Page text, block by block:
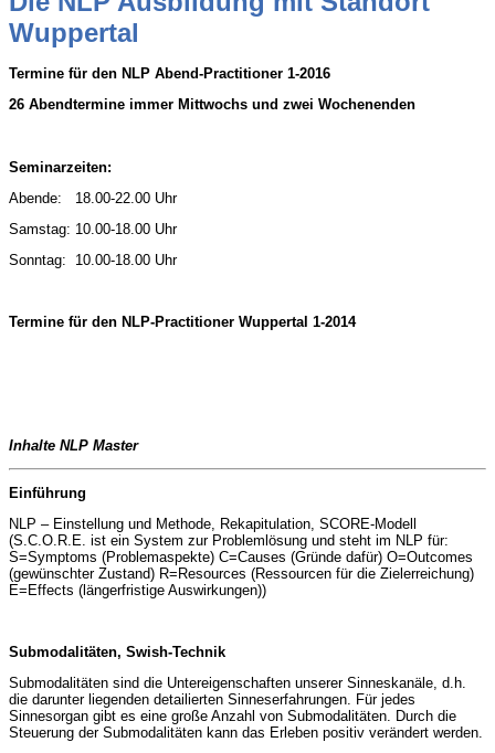
Wuppertal
Termine für den NLP Abend-Practitioner 1-2016
26 Abendtermine immer Mittwochs und zwei Wochenenden
Seminarzeiten:
Abende: 18.00-22.00 Uhr
Samstag: 10.00-18.00 Uhr
Sonntag: 10.00-18.00 Uhr
Termine für den NLP-Practitioner Wuppertal 1-2014
Inhalte NLP Master
Einführung
NLP – Einstellung und Methode, Rekapitulation, SCORE-Modell
(S.C.O.R.E. ist ein System zur Problemlösung und steht im NLP für:
S=Symptoms (Problemaspekte) C=Causes (Gründe dafür) O=Outcomes
(gewünschter Zustand) R=Resources (Ressourcen für die Zielerreichung)
E=Effects (längerfristige Auswirkungen))
Submodalitäten, Swish-Technik
Submodalitäten sind die Untereigenschaften unserer Sinneskanäle, d.h.
die darunter liegenden detailierten Sinneserfahrungen. Für jedes
Sinnesorgan gibt es eine große Anzahl von Submodalitäten. Durch die
Steuerung der Submodalitäten kann das Erleben positiv verändert werden.